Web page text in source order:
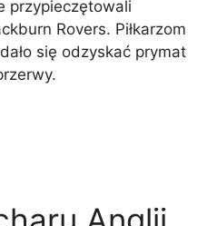
przypieczętowali
Rovers. Piłkarzom
się odzyskać prymat